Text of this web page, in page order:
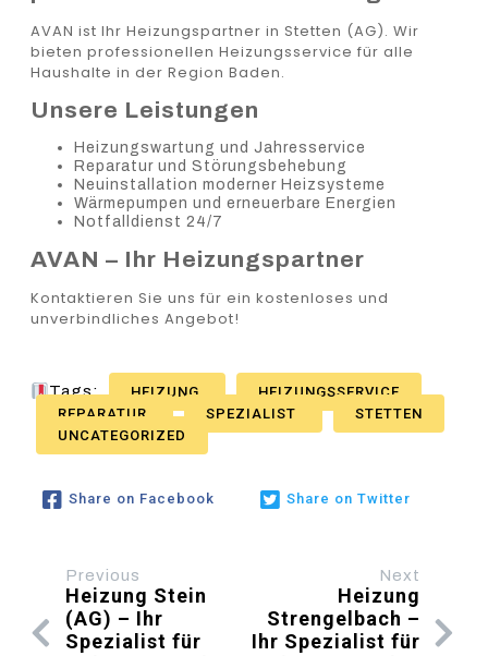
AVAN ist Ihr Heizungspartner in Stetten (AG). Wir
bieten professionellen Heizungsservice für alle
Haushalte in der Region Baden.
Unsere Leistungen
Heizungswartung und Jahresservice
Reparatur und Störungsbehebung
Neuinstallation moderner Heizsysteme
Wärmepumpen und erneuerbare Energien
Notfalldienst 24/7
AVAN – Ihr Heizungspartner
Kontaktieren Sie uns für ein kostenloses und
unverbindliches Angebot!
Tags: HEIZUNG
HEIZUNGSSERVICE
REPARATUR
SPEZIALIST
STETTEN
UNCATEGORIZED
Share on Facebook Share on Twitter
Previous
Heizung Stein
(AG) – Ihr
Spezialist für
Next
Heizung
Strengelbach –
Ihr Spezialist für